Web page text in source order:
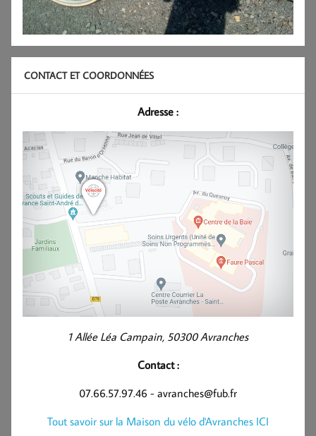
CONTACT ET COORDONNÉES
Adresse :
1 Allée Léa Campain, 50300 Avranches
Contact :
07.66.57.97.46 - avranches@fub.fr
Tout savoir sur la Maison du vélo d'Avranches ICI